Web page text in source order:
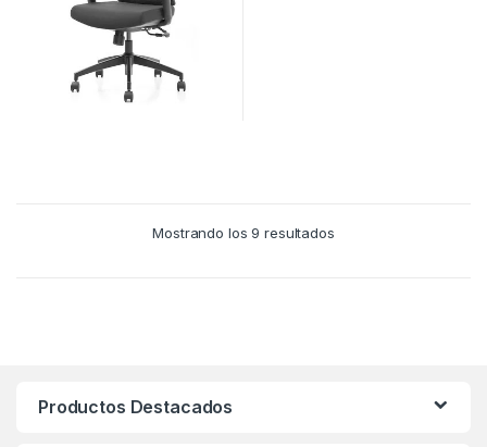
Mostrando los 9 resultadosOrdenado
Productos Destacados